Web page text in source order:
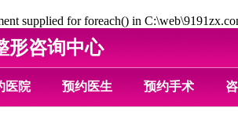
supplied for foreach() in
形咨询中心
医院 预约医生 预约手术